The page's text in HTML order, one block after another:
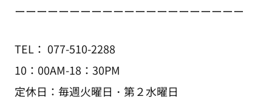
ーーーーーーーーーーーーーーーーーーーーー
TEL： 077-510-2288
10：00AM-18：30PM
定休日：毎週火曜日・第２水曜日